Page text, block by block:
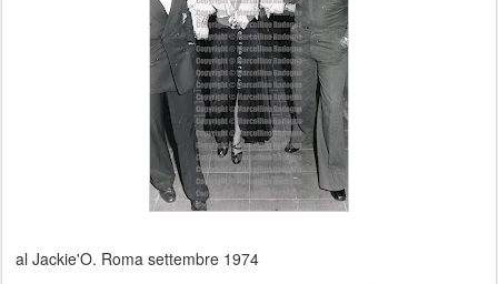
al Jackie'O. Roma settembre 1974